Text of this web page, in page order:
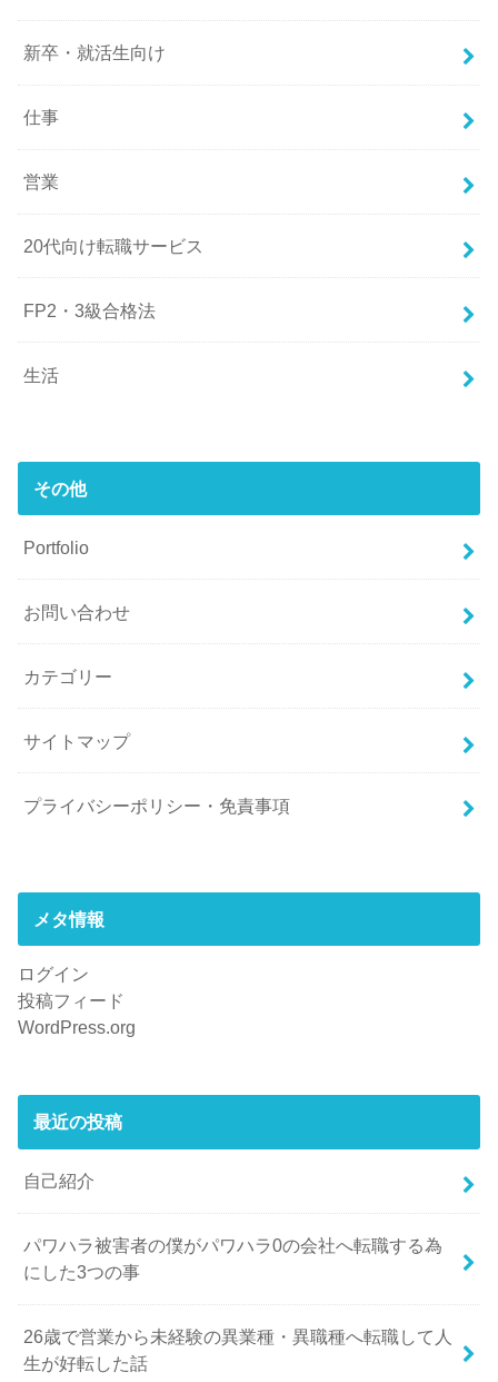
新卒・就活生向け
仕事
営業
20代向け転職サービス
FP2・3級合格法
生活
その他
Portfolio
お問い合わせ
カテゴリー
サイトマップ
プライバシーポリシー・免責事項
メタ情報
ログイン
投稿フィード
WordPress.org
最近の投稿
自己紹介
パワハラ被害者の僕がパワハラ0の会社へ転職する為
にした3つの事
26歳で営業から未経験の異業種・異職種へ転職して人
生が好転した話